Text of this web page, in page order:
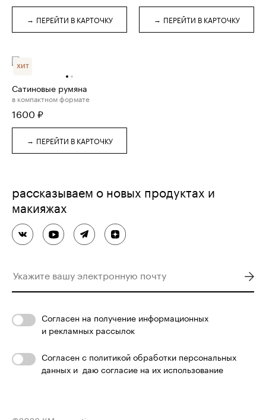
→ ПЕРЕЙТИ В КАРТОЧКУ → ПЕРЕЙТИ В КАРТОЧКУ
ХИТ
Сатиновые румяна
в компактном формате
1600 ₽
→ ПЕРЕЙТИ В КАРТОЧКУ
рассказываем о новых продуктах и
макияжах
Согласен на получение информационных
и рекламных рассылок
Согласен с политикой обработки персональных
данных и даю согласие на их использование